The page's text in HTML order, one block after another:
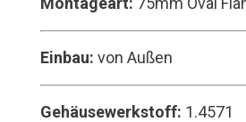
Einbau: von Außen
Gehäusewerkstoff: 1.4571